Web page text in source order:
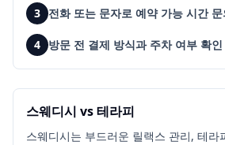
3 전화 또는 문자로 예약 가능 시간 문
4 방문 전 결제 방식과 주차 여부 확인
스웨디시 vs 테라피
스웨디시는 부드러운 릴랙스 관리, 테라